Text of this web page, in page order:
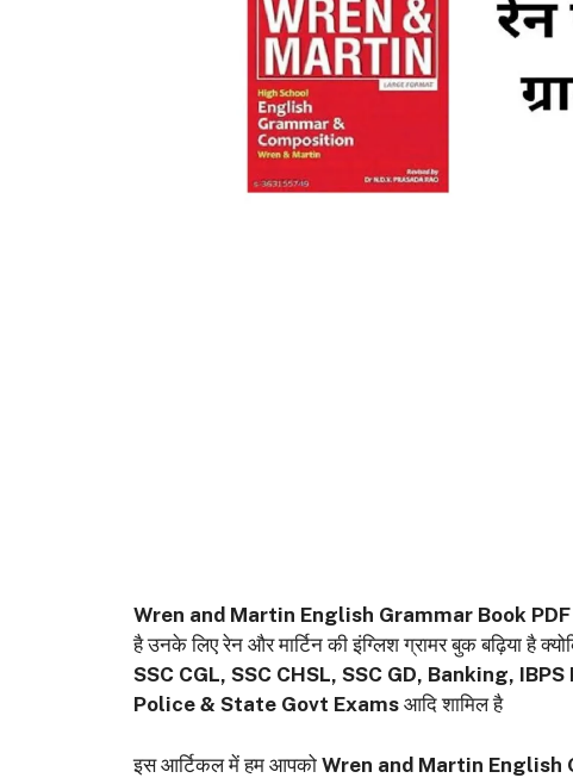
Wren and Martin English Grammar Book
है उनके लिए रेन और मार्टिन की इंग्लिश ग्रामर बुक बढ़िया है
SSC CGL, SSC CHSL, SSC GD, Banking,
Police & State Govt Exams आदि शामिल है
इस आर्टिकल में हम आपको Wren and Martin English